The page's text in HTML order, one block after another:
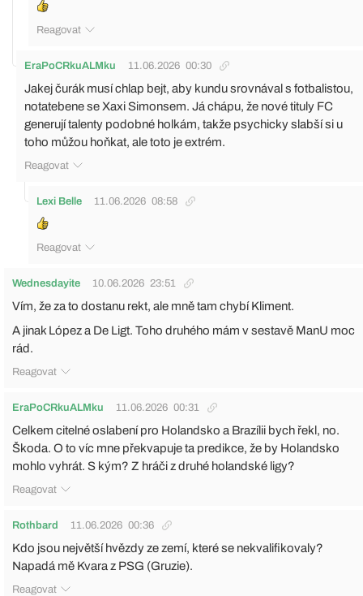
Reagovat
EraPoCRkuALMku 11.06.2026 00:30
Jakej čurák musí chlap bejt, aby kundu srovnával s fotbalistou,
notatebene se Xaxi Simonsem. Já chápu, že nové tituly FC
generují talenty podobné holkám, takže psychicky slabší si u
toho můžou hoňkat, ale toto je extrém.
Reagovat
Lexi Belle 11.06.2026 08:58
Reagovat
Wednesdayite 10.06.2026 23:51
Vím, že za to dostanu rekt, ale mně tam chybí Kliment.
A jinak López a De Ligt. Toho druhého mám v sestavě ManU moc
rád.
Reagovat
EraPoCRkuALMku 11.06.2026 00:31
Celkem citelné oslabení pro Holandsko a Brazílii bych řekl, no.
Škoda. O to víc mne překvapuje ta predikce, že by Holandsko
mohlo vyhrát. S kým? Z hráči z druhé holandské ligy?
Reagovat
Rothbard 11.06.2026 00:36
Kdo jsou největší hvězdy ze zemí, které se nekvalifikovaly?
Napadá mě Kvara z PSG (Gruzie).
Reagovat